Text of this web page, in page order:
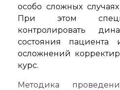
особо сложных
При этом
контролировать
состояния
осложнений
курс.
Методика